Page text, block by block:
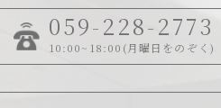
059-228-2773
10:00~18:00(月曜日をのぞく)